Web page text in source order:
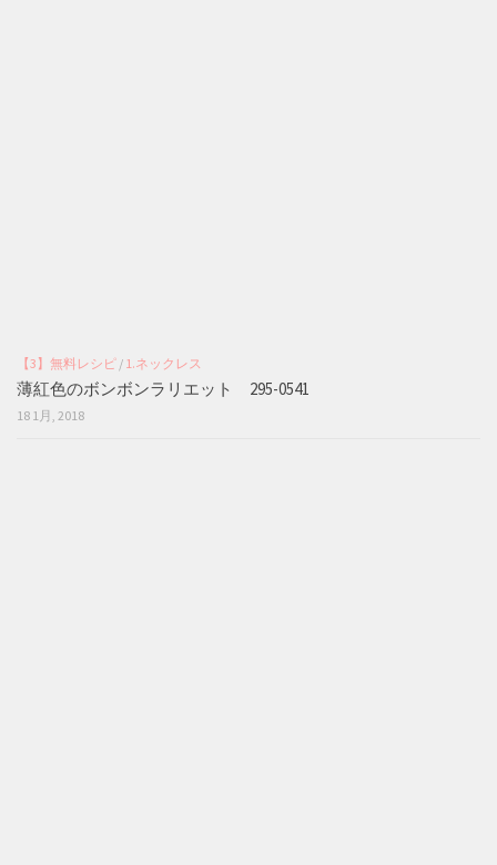
【3】無料レシピ / 1.ネックレス
薄紅色のボンボンラリエット 295-0541
18 1月, 2018